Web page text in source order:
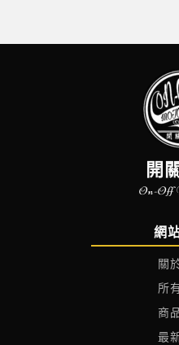
開
On-Off
網
關
所
商
最